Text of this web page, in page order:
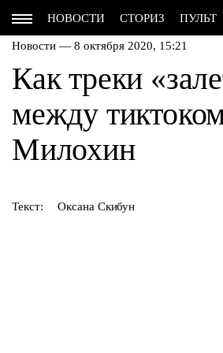
НОВОСТИ СТОРИЗ ПУЛЬТ
Новости — 8 октября 2020, 15:21
Как треки
между
Милохин
Текст: Оксана Скибун